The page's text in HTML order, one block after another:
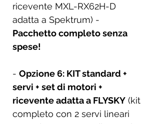
ricevente MXL-RX62H-D
adatta a Spektrum) -
Pacchetto completo senza
spese!
- Opzione 6: KIT standard +
servi + set di motori +
ricevente adatta a FLYSKY (kit
completo con 2 servi lineari